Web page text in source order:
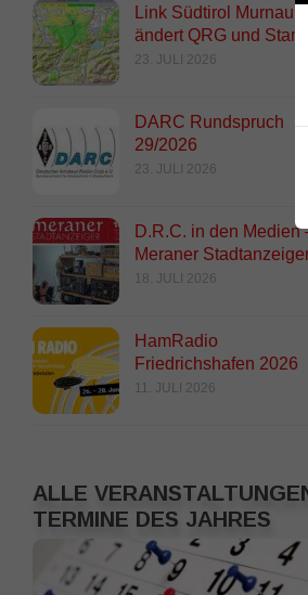
Link Südtirol Murnau
ändert QRG und
23. JULI 2026
DARC Rundspruch
29/2026
23. JULI 2026
D.R.C. in den Medien
Meraner
18. JULI 2026
HamRadio
Friedrichshafen 2026
11. JULI 2026
ALLE
TERMINE DES JAHRES